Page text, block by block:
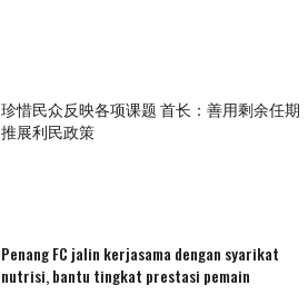
珍惜民众反映各项课题 首长：善用剩余任期
推展利民政策
Penang FC jalin kerjasama dengan syarikat
nutrisi, bantu tingkat prestasi pemain